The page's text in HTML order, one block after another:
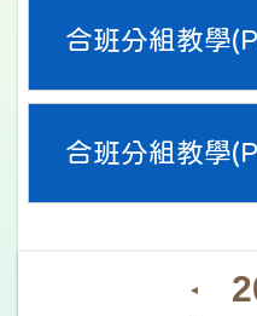
合班分組教學
合班分組教學
◄